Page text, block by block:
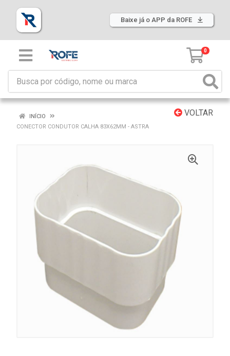
Baixe já o APP da ROFE
0
VOLTAR
INÍCIO
CONECTOR CONDUTOR CALHA 83X62MM - ASTRA